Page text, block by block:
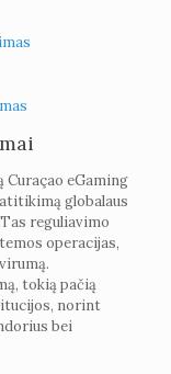
Curaçao eGaming
globalaus
reguliavimo
operacijas,
tokią pačią
norint
bei